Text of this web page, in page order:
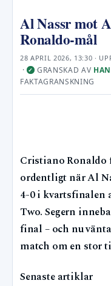
Al Nassr mot
Ronaldo-mål
28 APRIL 2026, 13:30 ·
· ✓ GRANSKAD AV
FAKTAGRANSKNING
Cristiano Ronaldo
ordentligt när Al
4-0 i kvartsfinalen
Two. Segern
final – och nu
match om en stor
Senaste artiklar